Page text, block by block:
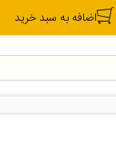
اضافه به سبد خرید